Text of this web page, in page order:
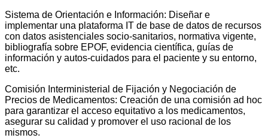
Sistema de Orientación e Información: Diseñar e
implementar una plataforma IT de base de datos de recursos
con datos asistenciales socio-sanitarios, normativa vigente,
bibliografía sobre EPOF, evidencia científica, guías de
información y autos-cuidados para el paciente y su entorno,
etc.
Comisión Interministerial de Fijación y Negociación de
Precios de Medicamentos: Creación de una comisión ad hoc
para garantizar el acceso equitativo a los medicamentos,
asegurar su calidad y promover el uso racional de los
mismos.